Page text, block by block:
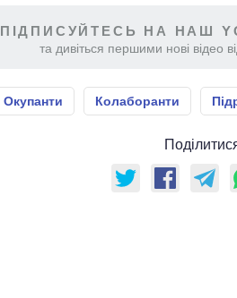
ПІДПИСУЙТЕСЬ НА НАШ
та дивіться першими нові відео
Окупанти Колаборанти